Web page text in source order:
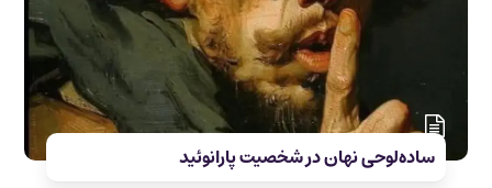
ساده‌لوحی نهان در شخصیت پارانوئید